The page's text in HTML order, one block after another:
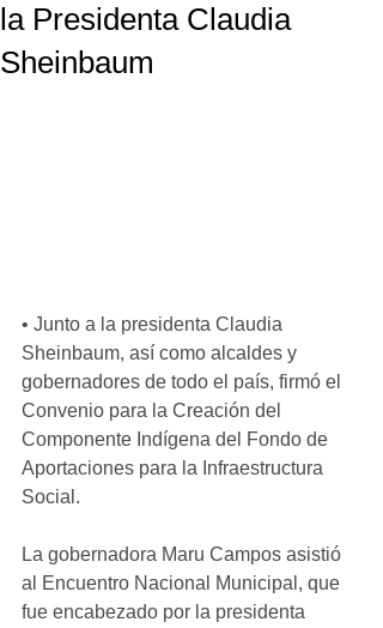
la Presidenta Claudia
Sheinbaum
• Junto a la presidenta Claudia
Sheinbaum, así como alcaldes y
gobernadores de todo el país, firmó el
Convenio para la Creación del
Componente Indígena del Fondo de
Aportaciones para la Infraestructura
Social.
La gobernadora Maru Campos asistió
al Encuentro Nacional Municipal, que
fue encabezado por la presidenta